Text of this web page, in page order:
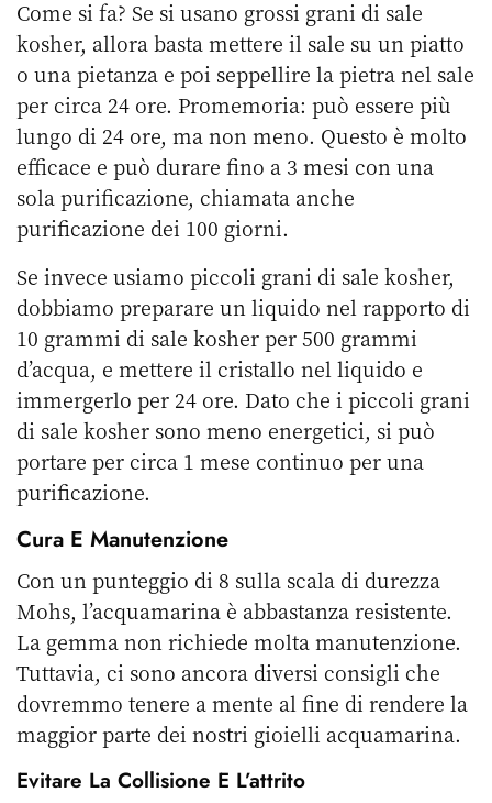
Come si fa? Se si usano grossi grani di sale
kosher, allora basta mettere il sale su un piatto
o una pietanza e poi seppellire la pietra nel sale
per circa 24 ore. Promemoria: può essere più
lungo di 24 ore, ma non meno. Questo è molto
efficace e può durare fino a 3 mesi con una
sola purificazione, chiamata anche
purificazione dei 100 giorni.
Se invece usiamo piccoli grani di sale kosher,
dobbiamo preparare un liquido nel rapporto di
10 grammi di sale kosher per 500 grammi
d’acqua, e mettere il cristallo nel liquido e
immergerlo per 24 ore. Dato che i piccoli grani
di sale kosher sono meno energetici, si può
portare per circa 1 mese continuo per una
purificazione.
Cura E Manutenzione
Con un punteggio di 8 sulla scala di durezza
Mohs, l’acquamarina è abbastanza resistente.
La gemma non richiede molta manutenzione.
Tuttavia, ci sono ancora diversi consigli che
dovremmo tenere a mente al fine di rendere la
maggior parte dei nostri gioielli acquamarina.
Evitare La Collisione E L’attrito